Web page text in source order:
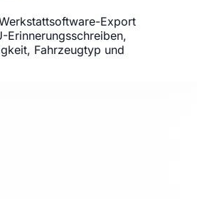
Export
Erinnerungsschreiben,
Fahrzeugtyp und